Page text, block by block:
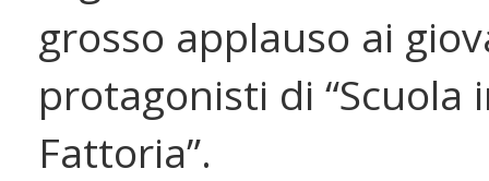
grosso applauso ai
protagonisti di “Scuola
Fattoria”.